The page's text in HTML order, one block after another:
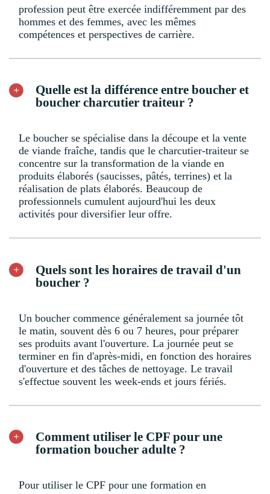
profession peut être exercée indifféremment par des
hommes et des femmes, avec les mêmes
compétences et perspectives de carrière.
Quelle est la différence entre boucher et
boucher charcutier traiteur ?
Le boucher se spécialise dans la découpe et la vente
de viande fraîche, tandis que le charcutier-traiteur se
concentre sur la transformation de la viande en
produits élaborés (saucisses, pâtés, terrines) et la
réalisation de plats élaborés. Beaucoup de
professionnels cumulent aujourd'hui les deux
activités pour diversifier leur offre.
Quels sont les horaires de travail d'un
boucher ?
Un boucher commence généralement sa journée tôt
le matin, souvent dès 6 ou 7 heures, pour préparer
ses produits avant l'ouverture. La journée peut se
terminer en fin d'après-midi, en fonction des horaires
d'ouverture et des tâches de nettoyage. Le travail
s'effectue souvent les week-ends et jours fériés.
Comment utiliser le CPF pour une
formation boucher adulte ?
Pour utiliser le CPF pour une formation en